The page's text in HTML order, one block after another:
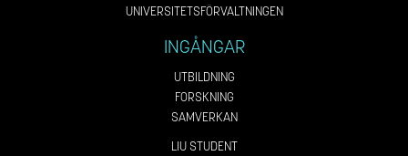
UNIVERSITETSFÖRVALTNINGEN
INGÅNGAR
UTBILDNING
FORSKNING
SAMVERKAN
LIU STUDENT